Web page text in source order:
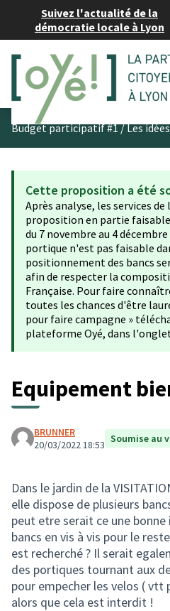
Suivez l'actualité de la
démocratie locale à Lyon
Budget participatif #1/Les
Cette proposition a été
Après analyse, les services
proposition en partie
du 7 novembre au 4
portique n'est pas faisable
positionnement des bancs
afin de respecter la
Française. Pour faire
toutes les chances d'être
pour faire campagne »
plateforme Oyé, dans
Equipement
BRUNNER
20/03/2022 18:53 Soumise au
Dans le jardin de la
elle dispose de plusieurs
peut etre serait ce une
bancs en vis à vis pour le
est recherché ? Il serait
des portiques tournant aux
pour empecher les velos (
alors que cela est interdit !